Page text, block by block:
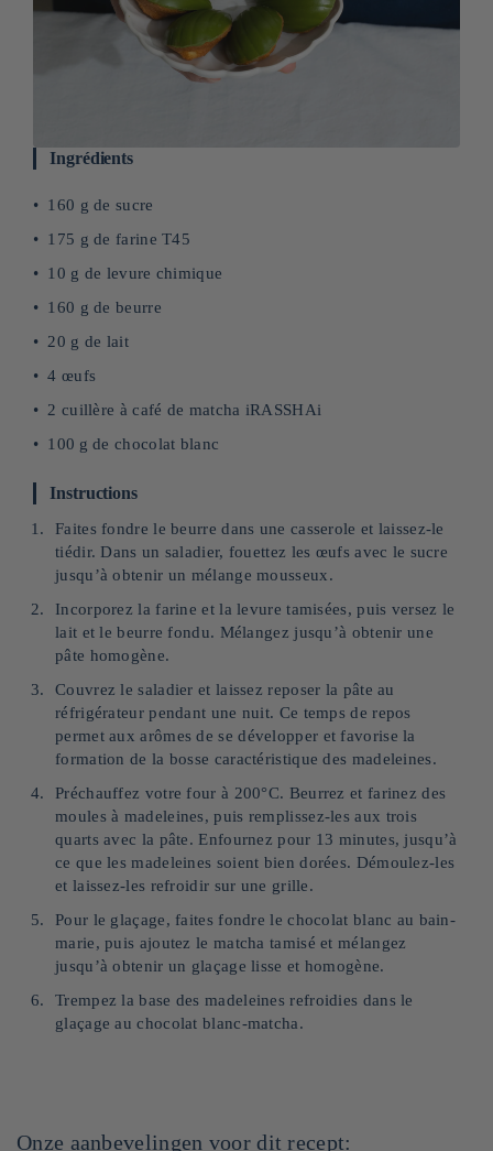
Ingrédients
160 g de sucre
175 g de farine T45
10 g de levure chimique
160 g de beurre
20 g de lait
4 œufs
2 cuillère à café de matcha iRASSHAi
100 g de chocolat blanc
Instructions
Faites fondre le beurre dans une casserole et laissez-le
tiédir. Dans un saladier, fouettez les œufs avec le sucre
jusqu’à obtenir un mélange mousseux.
Incorporez la farine et la levure tamisées, puis versez le
lait et le beurre fondu. Mélangez jusqu’à obtenir une
pâte homogène.
Couvrez le saladier et laissez reposer la pâte au
réfrigérateur pendant une nuit. Ce temps de repos
permet aux arômes de se développer et favorise la
formation de la bosse caractéristique des madeleines.
Préchauffez votre four à 200°C. Beurrez et farinez des
moules à madeleines, puis remplissez-les aux trois
quarts avec la pâte. Enfournez pour 13 minutes, jusqu’à
ce que les madeleines soient bien dorées. Démoulez-les
et laissez-les refroidir sur une grille.
Pour le glaçage, faites fondre le chocolat blanc au bain-
marie, puis ajoutez le matcha tamisé et mélangez
jusqu’à obtenir un glaçage lisse et homogène.
Trempez la base des madeleines refroidies dans le
glaçage au chocolat blanc-matcha.
Onze aanbevelingen voor dit recept: